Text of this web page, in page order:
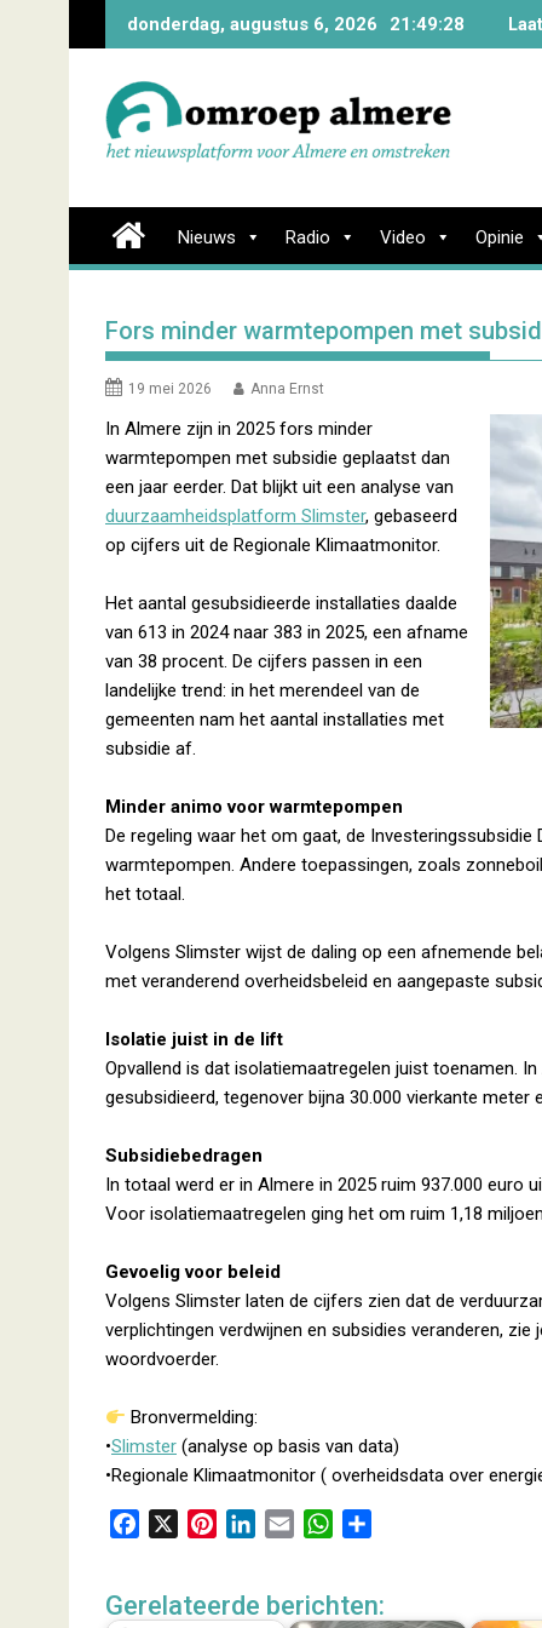
donderdag, augustus 6, 2026 21:49:28
Nieuws Radio Video Opinie
Fors minder warmtepompen met
19 mei 2026 Anna Ernst
In Almere zijn in 2025 fors minder
warmtepompen met subsidie geplaatst dan
een jaar eerder. Dat blijkt uit een analyse van
duurzaamheidsplatform Slimster, gebaseerd
op cijfers uit de Regionale Klimaatmonitor.
Het aantal gesubsidieerde installaties daalde
van 613 in 2024 naar 383 in 2025, een afname
van 38 procent. De cijfers passen in een
landelijke trend: in het merendeel van de
gemeenten nam het aantal installaties met
subsidie af.
Minder animo voor warmtepompen
De regeling waar het om gaat, de
warmtepompen. Andere toepassingen, zoals
het totaal.
Volgens Slimster wijst de daling op een afnemende
met veranderend overheidsbeleid en aangepaste
Isolatie juist in de lift
Opvallend is dat isolatiemaatregelen juist toenamen.
gesubsidieerd, tegenover bijna 30.000 vierkante meter
Subsidiebedragen
In totaal werd er in Almere in 2025 ruim 937.000 euro
Voor isolatiemaatregelen ging het om ruim 1,18
Gevoelig voor beleid
Volgens Slimster laten de cijfers zien dat de
verplichtingen verdwijnen en subsidies veranderen,
woordvoerder.
Bronvermelding:
•Slimster (analyse op basis van data)
•Regionale Klimaatmonitor ( overheidsdata over
e
t
k
i
W
t
e
Gerelateerde berichten: